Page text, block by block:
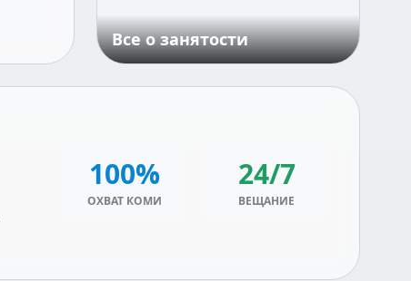
Все о занятости
100%
ОХВАТ КОМИ
24/7
ВЕЩАНИЕ